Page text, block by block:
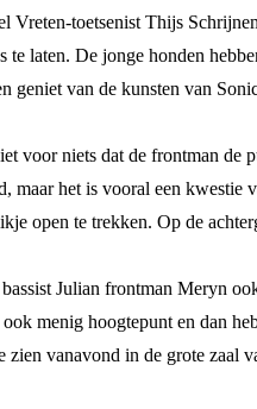
toetsenist Thijs
laten. De jonge honden
van de kunsten van
voor niets dat de frontman de
het is vooral een kwestie
open te trekken. Op de
Julian frontman Meryn
menig hoogtepunt en dan
zien vanavond in de grote zaal